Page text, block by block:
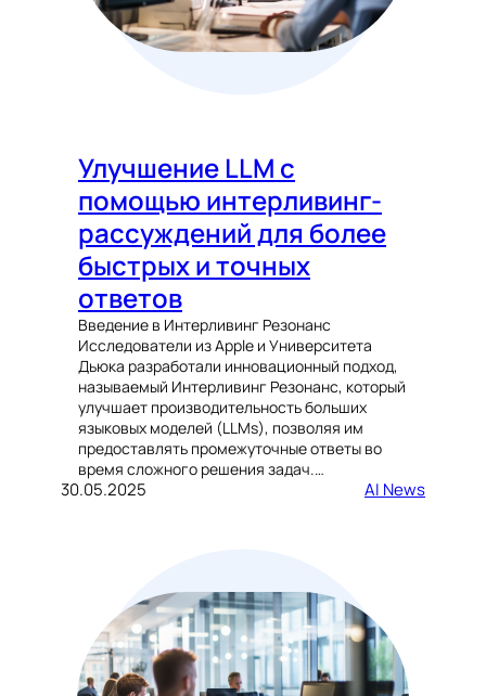
Улучшение LLM с
помощью интерливинг-
рассуждений для более
быстрых и точных
ответов
Введение в Интерливинг Резонанс
Исследователи из Apple и Университета
Дьюка разработали инновационный подход,
называемый Интерливинг Резонанс, который
улучшает производительность больших
языковых моделей (LLMs), позволяя им
предоставлять промежуточные ответы во
время сложного решения задач.…
30.05.2025 AI News